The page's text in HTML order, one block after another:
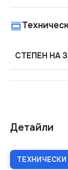
Детайли
СТЕПЕН НА